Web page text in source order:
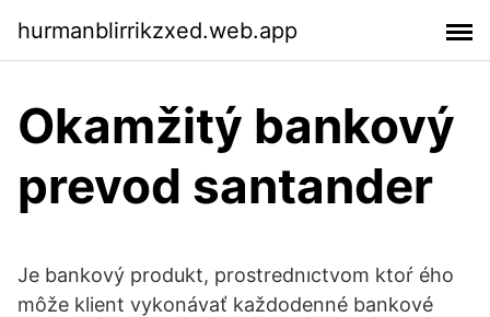
hurmanblirrikzxed.web.app
Okamžitý bankový
prevod santander
Je bankový produkt, prostrednıctvom ktoŕ ého
môže klient vykonávať každodenné bankové